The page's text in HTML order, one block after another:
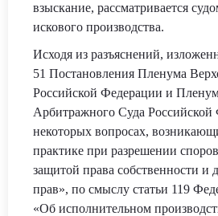
взыскание, рассматривается
искового производства.
Исходя из разъяснений,
51 Постановления Пленума
Российской Федерации и
Арбитражного Суда
некоторых вопросах,
практике при разрешении
защитой права собственности и
прав», по смыслу статьи 119
«Об исполнительном